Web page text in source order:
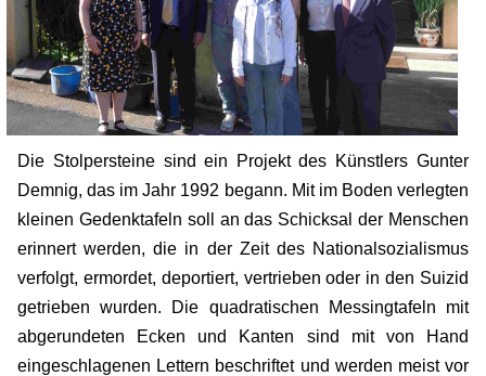
Die Stolpersteine sind ein Projekt des Künstlers Gunter
Demnig, das im Jahr 1992 begann. Mit im Boden verlegten
kleinen Gedenktafeln soll an das Schicksal der Menschen
erinnert werden, die in der Zeit des Nationalsozialismus
verfolgt, ermordet, deportiert, vertrieben oder in den Suizid
getrieben wurden. Die quadratischen Messingtafeln mit
abgerundeten Ecken und Kanten sind mit von Hand
eingeschlagenen Lettern beschriftet und werden meist vor